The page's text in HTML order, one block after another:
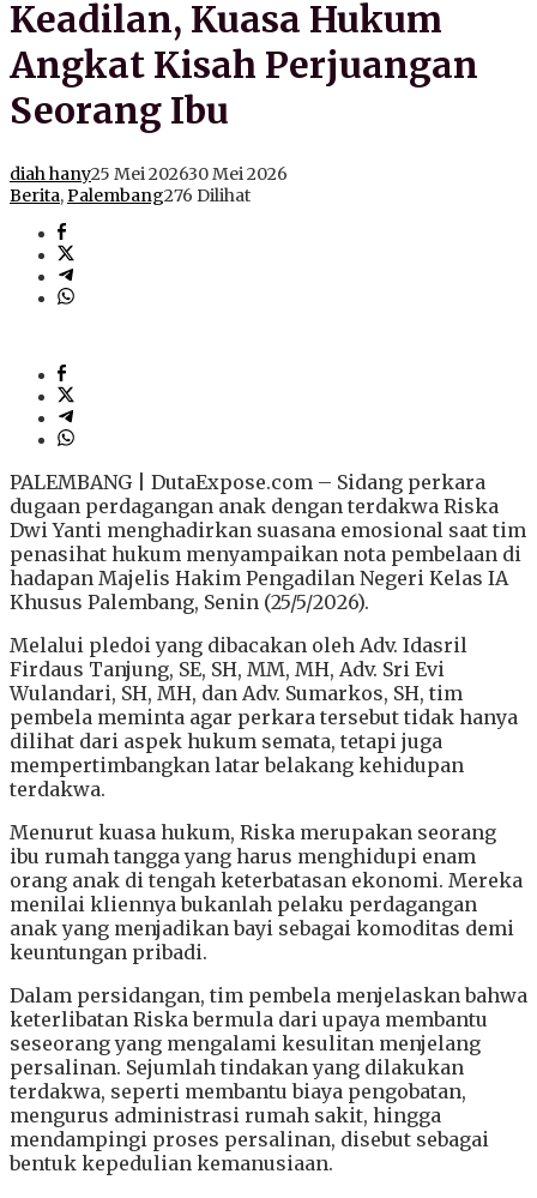
Keadilan, Kuasa Hukum
Angkat Kisah Perjuangan
Seorang Ibu
diah hany25 Mei 202630 Mei 2026
Berita,Palembang276 Dilihat
PALEMBANG | DutaExpose.com – Sidang perkara
dugaan perdagangan anak dengan terdakwa Riska
Dwi Yanti menghadirkan suasana emosional saat tim
penasihat hukum menyampaikan nota pembelaan di
hadapan Majelis Hakim Pengadilan Negeri Kelas IA
Khusus Palembang, Senin (25/5/2026).
Melalui pledoi yang dibacakan oleh Adv. Idasril
Firdaus Tanjung, SE, SH, MM, MH, Adv. Sri Evi
Wulandari, SH, MH, dan Adv. Sumarkos, SH, tim
pembela meminta agar perkara tersebut tidak hanya
dilihat dari aspek hukum semata, tetapi juga
mempertimbangkan latar belakang kehidupan
terdakwa.
Menurut kuasa hukum, Riska merupakan seorang
ibu rumah tangga yang harus menghidupi enam
orang anak di tengah keterbatasan ekonomi. Mereka
menilai kliennya bukanlah pelaku perdagangan
anak yang menjadikan bayi sebagai komoditas demi
keuntungan pribadi.
Dalam persidangan, tim pembela menjelaskan bahwa
keterlibatan Riska bermula dari upaya membantu
seseorang yang mengalami kesulitan menjelang
persalinan. Sejumlah tindakan yang dilakukan
terdakwa, seperti membantu biaya pengobatan,
mengurus administrasi rumah sakit, hingga
mendampingi proses persalinan, disebut sebagai
bentuk kepedulian kemanusiaan.